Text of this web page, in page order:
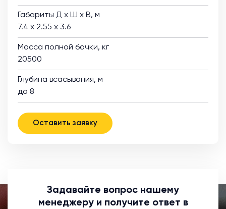
Габариты Д х Ш х В, м
7.4 х 2.55 х 3.6
Масса полной бочки, кг
20500
Глубина всасывания, м
до 8
Оставить заявку
Задавайте вопрос нашему
менеджеру и получите ответ в